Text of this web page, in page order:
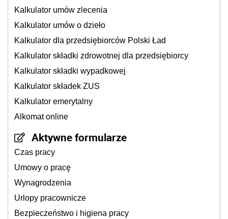
Kalkulator umów zlecenia
Kalkulator umów o dzieło
Kalkulator dla przedsiębiorców Polski Ład
Kalkulator składki zdrowotnej dla przedsiębiorcy
Kalkulator składki wypadkowej
Kalkulator składek ZUS
Kalkulator emerytalny
Alkomat online
Aktywne formularze
Czas pracy
Umowy o pracę
Wynagrodzenia
Urlopy pracownicze
Bezpieczeństwo i higiena pracy